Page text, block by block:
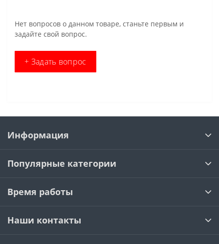
Нет вопросов о данном товаре, станьте первым и
задайте свой вопрос.
+ Задать вопрос
Информация
Популярные категории
Время работы
Наши контакты